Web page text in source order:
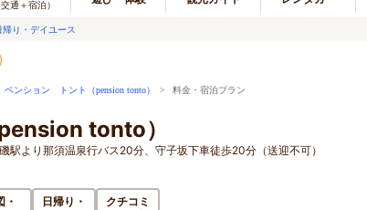
通＋宿泊）
帰り・デイユース
ペンション トント（pension tonto） > 料金・宿泊プラン
tonto）
駅より那須温泉行バス20分、守子坂下車徒歩20分（送迎不可）
・
日帰り・
クチコミ